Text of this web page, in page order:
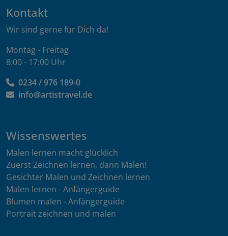
Kontakt
Wir sind gerne für Dich da!
Montag - Freitag
8:00 - 17:00 Uhr
0234 / 976 189-0
info@artistravel.de
Wissenswertes
Malen lernen macht glücklich
Zuerst Zeichnen lernen, dann Malen!
Gesichter Malen und Zeichnen lernen
Malen lernen - Anfängerguide
Blumen malen - Anfängerguide
Portrait zeichnen und malen